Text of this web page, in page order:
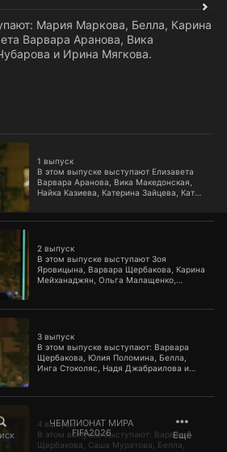
ЧЕМПИОНАТ МИРА
FIFA2026
Ещё
Мария Маркова, Белла, Карина
Варвара Аранова, Вика
и Ирина Мягкова.
1 выпуск
В этом выпуске выступают Елизавета
Варвара Аранова, Вика Македонская,
Найка Казиева, Катерина Зайцева, Катя
2 выпуск
В этом выпуске выступают Зоя
Яровицына, Варвара Щербакова, Карина
Мейханаджян, Ольга Малащенко,
3 выпуск
В этом выпуске выступают: Варвара
Щербакова, Юлия Поломина, Белла,
Инга Стоколяс, Надя Джабраилова и
4 выпуск
В этом выпуске выступают: Варвара
Щербакова, Саша Муратова, Белла,